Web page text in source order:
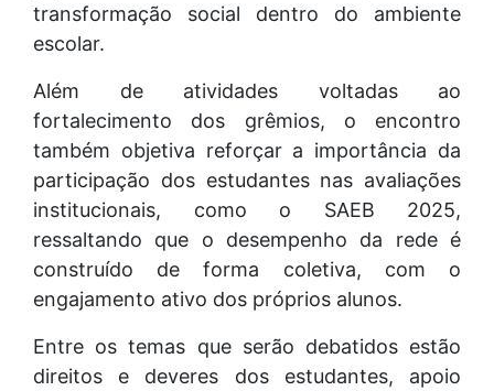
transformação social dentro do ambiente
escolar.
Além de atividades voltadas ao
fortalecimento dos grêmios, o encontro
também objetiva reforçar a importância da
participação dos estudantes nas avaliações
institucionais, como o SAEB 2025,
ressaltando que o desempenho da rede é
construído de forma coletiva, com o
engajamento ativo dos próprios alunos.
Entre os temas que serão debatidos estão
direitos e deveres dos estudantes, apoio